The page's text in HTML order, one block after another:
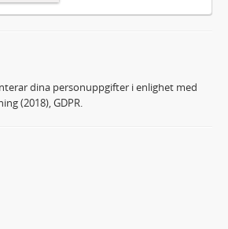
dina personuppgifter i enlighet med
(2018), GDPR.